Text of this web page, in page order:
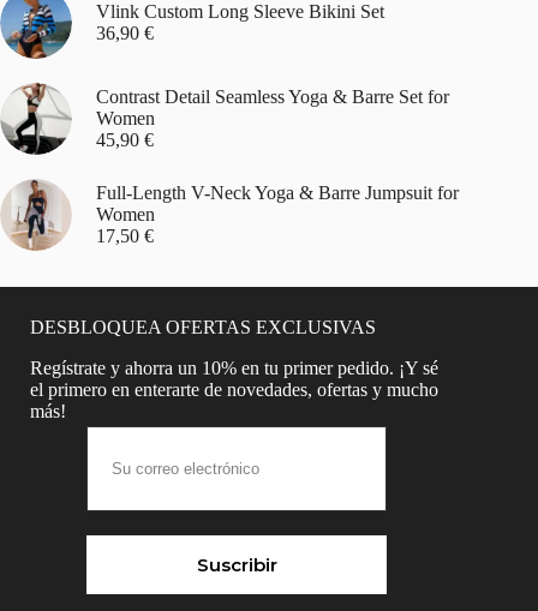
Vlink Custom Long Sleeve Bikini Set
36,90 €
Contrast Detail Seamless Yoga & Barre Set for
Women
45,90 €
Full-Length V-Neck Yoga & Barre Jumpsuit for
Women
17,50 €
DESBLOQUEA OFERTAS EXCLUSIVAS
Regístrate y ahorra un 10% en tu primer pedido. ¡Y sé
el primero en enterarte de novedades, ofertas y mucho
más!
Suscribir